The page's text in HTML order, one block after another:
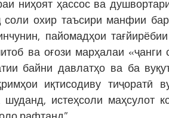
ниҳоят ҳассос ва
охир таъсири манфии
пайомадҳои
ва оғози марҳалаи
байни давлатҳо ва ба
иқтисодиву тиҷоратӣ
истеҳсоли маҳсулот